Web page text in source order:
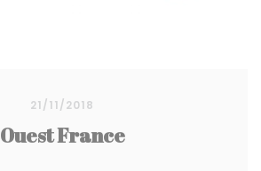
21/11/2018
Ouest France